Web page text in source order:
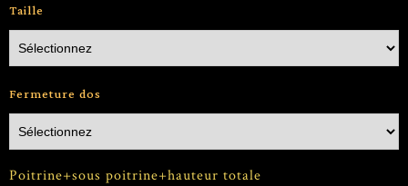
Taille
Fermeture dos
Poitrine+sous poitrine+hauteur totale